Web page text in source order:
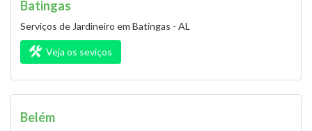
Batingas
Serviços de Jardineiro em Batingas - AL
Veja os seviços
Belém